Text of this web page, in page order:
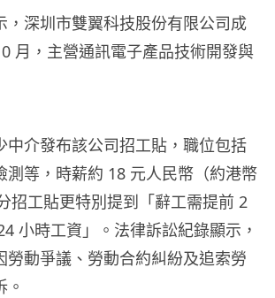
，深圳市雙翼科技股份有限公司成
月，主營通訊電子產品技術開發與
中介發布該公司招工貼，職位包括
測等，時薪約 18 元人民幣（約港幣
招工貼更特別提到「辭工需提前 2
小時工資」。法律訴訟紀錄顯示，
勞動爭議、勞動合約糾紛及追索勞